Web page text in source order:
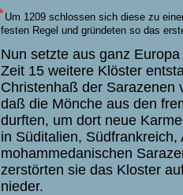
Um 1209 schlossen sich diese zu
festen Regel und gründeten so das
Nun setzte aus ganz
Zeit 15 weitere Klöster
Christenhaß der Sarazenen
daß die Mönche aus den
durften, um dort neue
in Süditalien,
mohammedanischen
zerstörten sie das Kloster
nieder.